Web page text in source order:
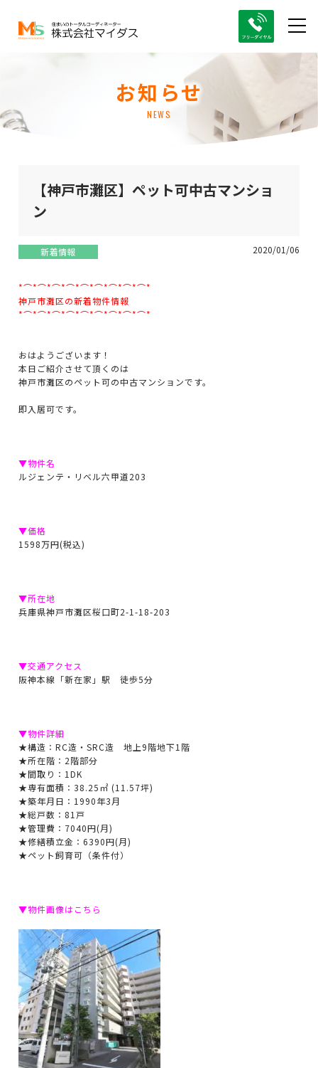
お知らせ
NEWS
【神戸市灘区】ペット可中古マンショ
ン
新着情報 2020/01/06
*⌒*⌒*⌒*⌒*⌒*⌒*⌒*⌒*⌒*
神戸市灘区の新着物件情報
*⌒*⌒*⌒*⌒*⌒*⌒*⌒*⌒*⌒*
おはようございます！
本日ご紹介させて頂くのは
神戸市灘区のペット可の中古マンションです。
即入居可です。
▼物件名
ルジェンテ・リベル六甲道203
▼価格
1598万円(税込)
▼所在地
兵庫県神戸市灘区桜口町2-1-18-203
▼交通アクセス
阪神本線「新在家」駅 徒歩5分
▼物件詳細
★構造：RC造・SRC造 地上9階地下1階
★所在階：2階部分
★間取り：1DK
★専有面積：38.25㎡ (11.57坪)
★築年月日：1990年3月
★総戸数：81戸
★管理費：7040円(月)
★修繕積立金：6390円(月)
★ペット飼育可（条件付）
▼物件画像はこちら